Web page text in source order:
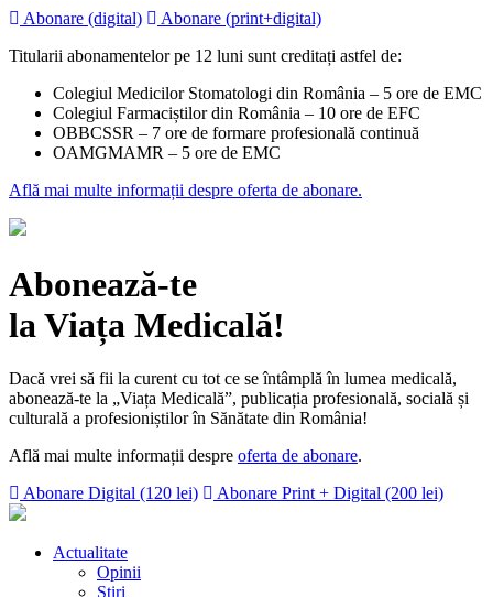
Abonare (digital)
Abonare (print+digital)
Titularii abonamentelor pe 12 luni sunt creditați astfel de:
Colegiul Medicilor Stomatologi din România – 5 ore de EMC
Colegiul Farmaciștilor din România – 10 ore de EFC
OBBCSSR – 7 ore de formare profesională continuă
OAMGMAMR – 5 ore de EMC
Află mai multe informații despre oferta de abonare.
Abonează-te
la Viața Medicală!
Dacă vrei să fii la curent cu tot ce se întâmplă în lumea medicală,
abonează-te la „Viața Medicală”, publicația profesională, socială și
culturală a profesioniștilor în Sănătate din România!
Află mai multe informații despre oferta de abonare.
Abonare Digital (120 lei)
Abonare Print + Digital (200 lei)
Actualitate
Opinii
Știri